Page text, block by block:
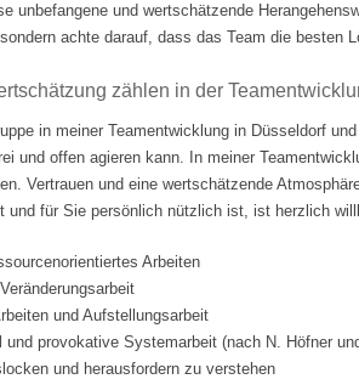
unbefangene und wertschätzende
achte darauf, dass das Team die
zählen in der
in meiner Teamentwicklung in Düsseldorf
und offen agieren kann. In meiner
Vertrauen und eine wertschätzende
und für Sie persönlich nützlich ist, ist herzlich
Arbeiten
und Aufstellungsarbeit
und provokative Systemarbeit (nach N. Höfner
und herausfordern zu verstehen